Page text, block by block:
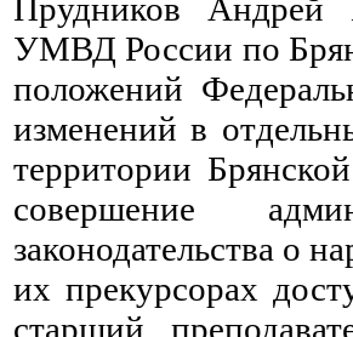
Прудников Андрей
УМВД России по
положений
изменений в
территории
совершение
законодательства о
их прекурсорах
старший